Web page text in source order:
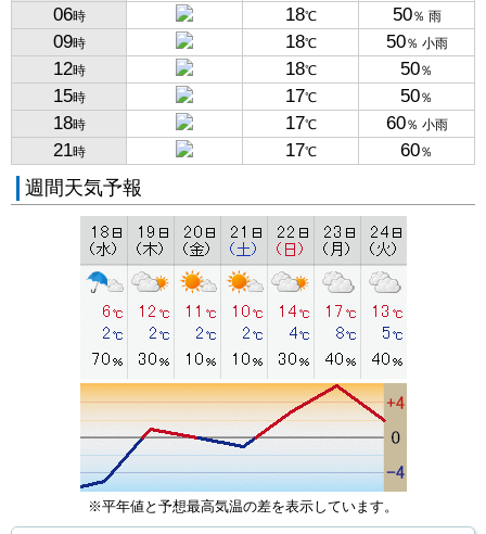
06時 18℃ 50％ 雨
09時 18℃ 50％ 小雨
12時 18℃ 50％
15時 17℃ 50％
18時 17℃ 60％ 小雨
21時 17℃ 60％
週間天気予報
※平年値と予想最高気温の差を表示しています。